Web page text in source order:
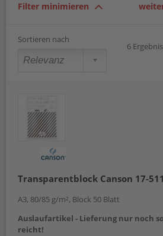
Filter minimieren
Sortieren nach
6
Transparentblock Canson 17-511
A3, 80/85 g/m², Block 50 Blatt
Auslaufartikel - Lieferung nur noch
reicht!